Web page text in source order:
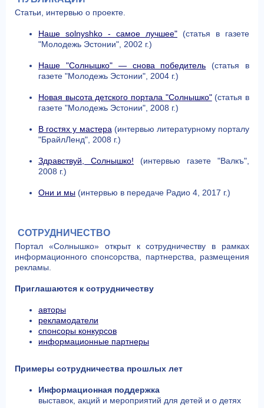
Статьи, интервью о проекте.
Наше solnyshko - самое лучшее" (статья в газете
"Молодежь Эстонии", 2002 г.)
Наше "Солнышко" — снова победитель (статья в
газете "Молодежь Эстонии", 2004 г.)
Новая высота детского портала "Солнышко"(статья в
газете "Молодежь Эстонии", 2008 г.)
В гостях у мастера (интервью литературному порталу
"БрайлЛенд", 2008 г.)
Здравствуй, Солнышко! (интервью газете "Валкъ",
2008 г.)
Они и мы (интервью в передаче Радио 4, 2017 г.)
СОТРУДНИЧЕСТВО
Портал «Солнышко» открыт к сотрудничеству в рамках
информационного спонсорства, партнерства, размещения
рекламы.
Приглашаются к сотрудничеству
авторы
рекламодатели
спонсоры конкурсов
информационные партнеры
Примеры сотрудничества прошлых лет
Информационная поддержка
выставок, акций и мероприятий для детей и о детях